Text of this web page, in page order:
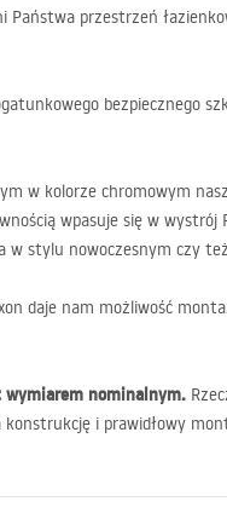
Państwa przestrzeń
bezpiecznego
w kolorze chromowym
wpasuje się w wystrój
w stylu nowoczesnym czy
daje nam możliwość
nominalnym.
i prawidłowy